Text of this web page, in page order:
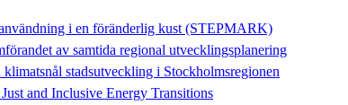
i en föränderlig kust (STEPMARK)
av samtida regional utvecklingsplanering
stadsutveckling i Stockholmsregionen
and Inclusive Energy Transitions